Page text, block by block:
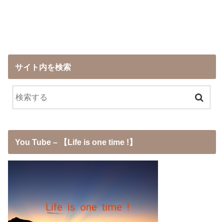
サイト内を検索
You Tube – 【Life is one time !】